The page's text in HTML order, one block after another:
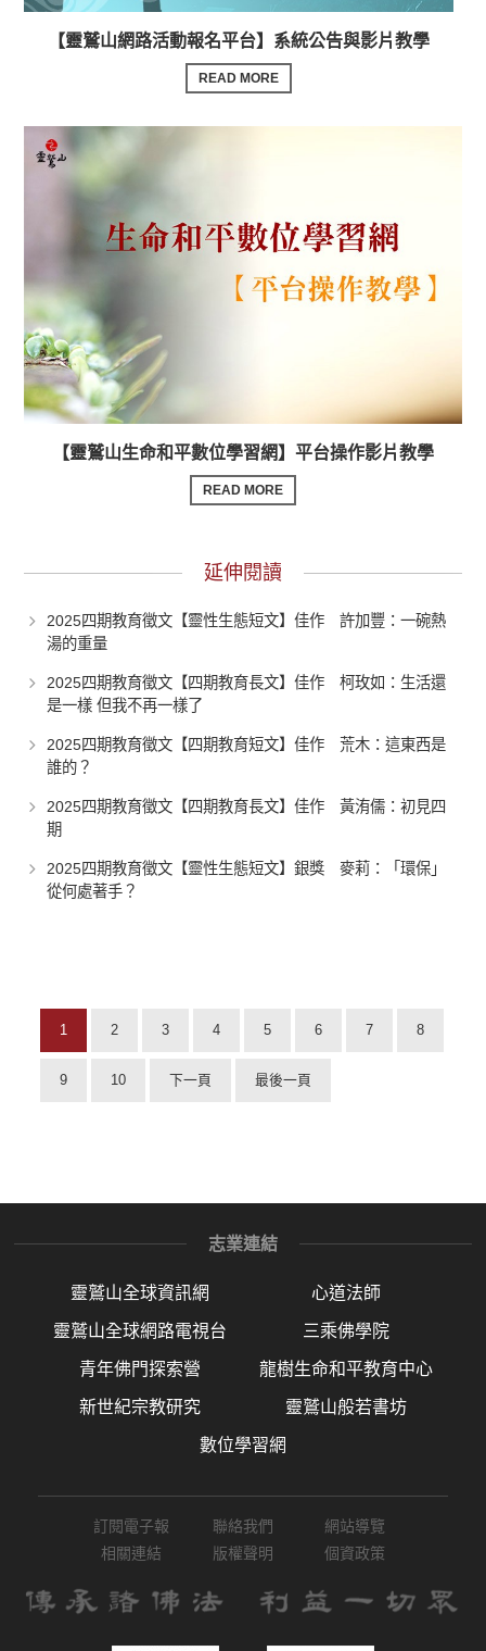
【靈鷲山網路活動報名平台】系統公告與影片教學
READ MORE
【靈鷲山生命和平數位學習網】平台操作影片教學
READ MORE
延伸閱讀
2025四期教育徵文【靈性生態短文】佳作 許加豐：一碗熱
湯的重量
2025四期教育徵文【四期教育長文】佳作 柯玫如：生活還
是一樣 但我不再一樣了
2025四期教育徵文【四期教育短文】佳作 荒木：這東西是
誰的？
2025四期教育徵文【四期教育長文】佳作 黃洧儒：初見四
期
2025四期教育徵文【靈性生態短文】銀獎 麥莉：「環保」
從何處著手？
1 2 3 4 5 6 7 8
9 10 下一頁 最後一頁
志業連結
靈鷲山全球資訊網 心道法師
靈鷲山全球網路電視台 三乘佛學院
青年佛門探索營 龍樹生命和平教育中心
新世紀宗教研究 靈鷲山般若書坊
數位學習網
訂閱電子報 聯絡我們
網站導覽
相關連結
版權聲明 個資政策